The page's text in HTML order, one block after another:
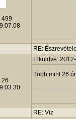
499
RE:
26
Elküldve:
Több mint 26
RE: Víz